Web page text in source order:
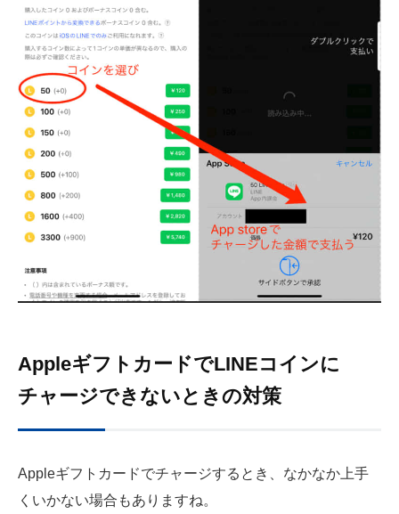
AppleギフトカードでLINEコインに
チャージできないときの対策
Appleギフトカードでチャージするとき、なかなか上手
くいかない場合もありますね。